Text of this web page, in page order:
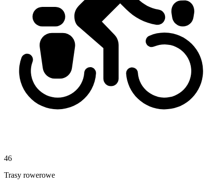
46
Trasy rowerowe